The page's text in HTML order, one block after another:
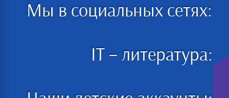
Мы в социальных сетях:
IT – литература: